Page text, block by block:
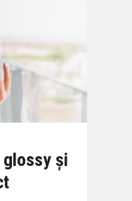
glossy și